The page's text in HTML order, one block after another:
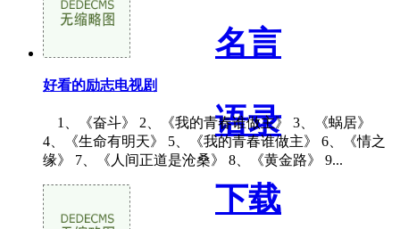
名言
语录
下载
好看的励志电视剧
1、《奋斗》 2、《我的青春谁做主》 3、《蜗居》
4、《生命有明天》 5、《我的青春谁做主》 6、《情之
缘》 7、《人间正道是沧桑》 8、《黄金路》 9...